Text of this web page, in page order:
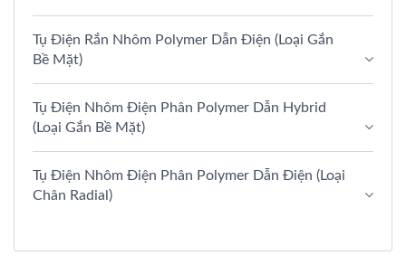
Tụ Điện Rắn Nhôm Polymer Dẫn Điện (Loại Gắn
Bề Mặt)
Tụ Điện Nhôm Điện Phân Polymer Dẫn Hybrid
(Loại Gắn Bề Mặt)
Tụ Điện Nhôm Điện Phân Polymer Dẫn Điện (Loại
Chân Radial)